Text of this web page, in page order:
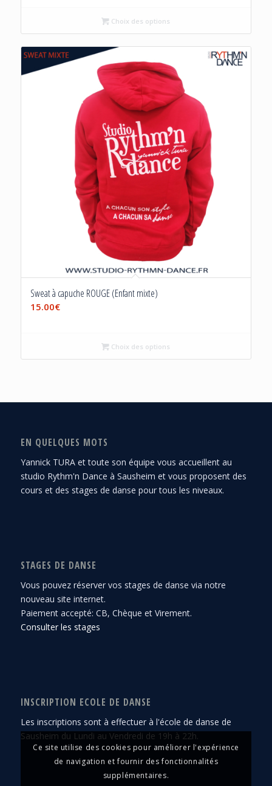
Choix des options
Sweat à capuche ROUGE (Enfant mixte)
15.00€
Choix des options
EN QUELQUES MOTS
Yannick TURA et toute son équipe vous accueillent au
studio Rythm'n Dance à Sausheim et vous proposent des
cours et des stages de danse pour tous les niveaux.
STAGES DE DANSE
Vous pouvez réserver vos stages de danse via notre
nouveau site internet.
Paiement accepté: CB, Chèque et Virement.
Consulter les stages
INSCRIPTION ECOLE DE DANSE
Les inscriptions sont à effectuer à l'école de danse de
Sausheim du Lundi au Vendredi de 19h à 22h.
Ce site utilise des cookies pour améliorer l'expérience
de navigation et fournir des fonctionnalités
supplémentaires.